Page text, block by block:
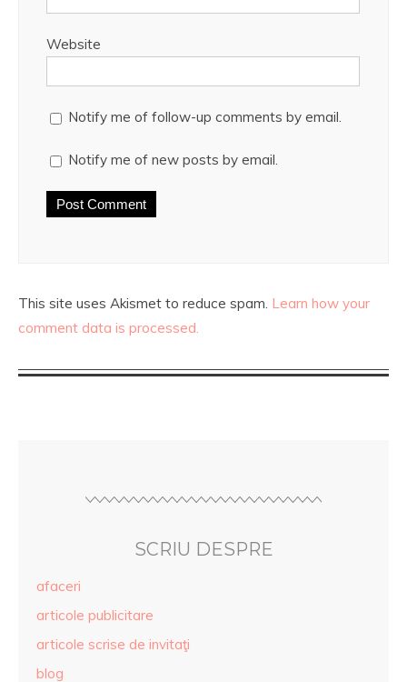
Website
Notify me of follow-up comments by email.
Notify me of new posts by email.
This site uses Akismet to reduce spam. Learn how your
comment data is processed.
SCRIU DESPRE
afaceri
articole publicitare
articole scrise de invitaţi
blog